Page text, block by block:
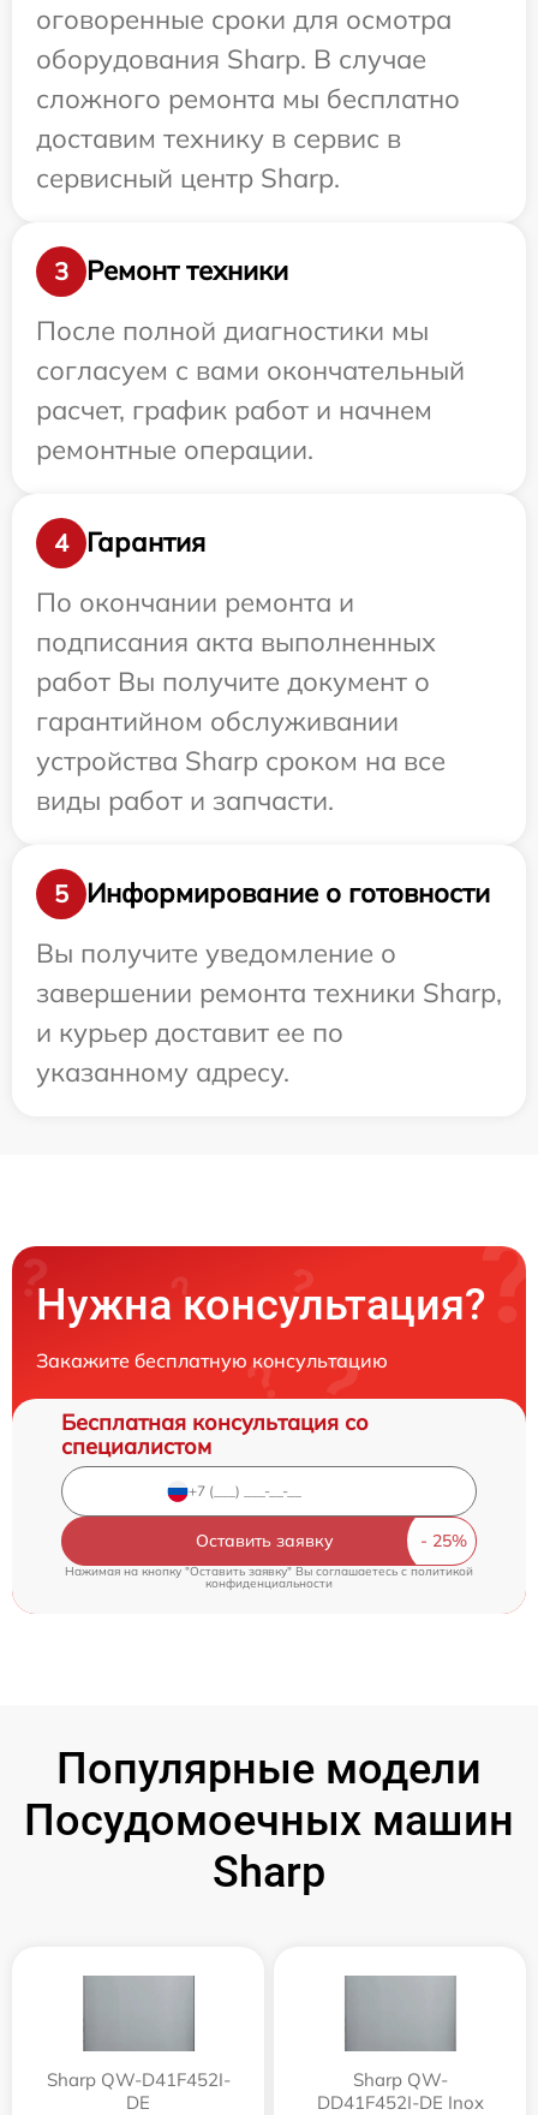
оговоренные сроки для осмотра
оборудования Sharp. В случае
сложного ремонта мы бесплатно
доставим технику в сервис в
сервисный центр Sharp.
3
Ремонт техники
После полной диагностики мы
согласуем с вами окончательный
расчет, график работ и начнем
ремонтные операции.
4
Гарантия
По окончании ремонта и
подписания акта выполненных
работ Вы получите документ о
гарантийном обслуживании
устройства Sharp сроком на все
виды работ и запчасти.
5
Информирование о готовности
Вы получите уведомление о
завершении ремонта техники Sharp,
и курьер доставит ее по
указанному адресу.
Нужна консультация?
Закажите бесплатную консультацию
Бесплатная консультация со
специалистом
Оставить заявку
Нажимая на кнопку "Оставить заявку" Вы соглашаетесь cполитикой
конфиденциальности
Популярные модели
Посудомоечных машин
Sharp
Sharp QW-D41F452I-
DE
Sharp QW-
DD41F452I-DE Inox